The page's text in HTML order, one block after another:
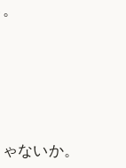
ないか。